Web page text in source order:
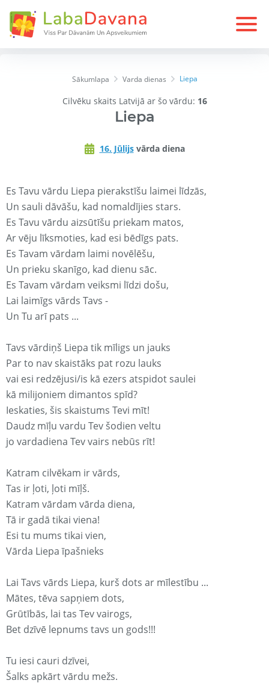
Sākumlapa Varda dienas Liepa
Cilvēku skaits Latvijā ar šo vārdu: 16
Liepa
16. Jūlijsvārda diena
Es Tavu vārdu Liepa pierakstīšu laimei līdzās,
Un sauli dāvāšu, kad nomaldījies stars.
Es Tavu vārdu aizsūtīšu priekam matos,
Ar vēju līksmoties, kad esi bēdīgs pats.
Es Tavam vārdam laimi novēlēšu,
Un prieku skanīgo, kad dienu sāc.
Es Tavam vārdam veiksmi līdzi došu,
Lai laimīgs vārds Tavs -
Un Tu arī pats ...
Tavs vārdiņš Liepa tik mīligs un jauks
Par to nav skaistāks pat rozu lauks
vai esi redzējusi/is kā ezers atspidot saulei
kā milijoniem dimantos spīd?
Ieskaties, šis skaistums Tevi mīt!
Daudz mīļu vardu Tev šodien veltu
jo vardadiena Tev vairs nebūs rīt!
Katram cilvēkam ir vārds,
Tas ir ļoti, ļoti mīļš.
Katram vārdam vārda diena,
Tā ir gadā tikai viena!
Esi tu mums tikai vien,
Vārda Liepa īpašnieks
Lai Tavs vārds Liepa, kurš dots ar mīlestību ...
Mātes, tēva sapņiem dots,
Grūtībās, lai tas Tev vairogs,
Bet dzīvē lepnums tavs un gods!!!
Tu iesi cauri dzīvei,
Šalks apkārt vārdu mežs.